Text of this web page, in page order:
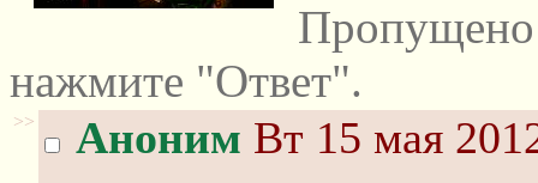
Пропущено
нажмите "Ответ".
>> Аноним Вт 15 мая